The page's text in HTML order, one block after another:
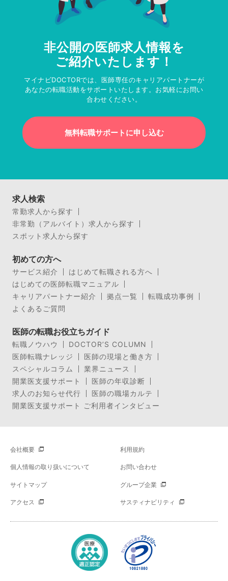
非公開の医師求人情報を
ご紹介いたします！
マイナビDOCTORでは、医師専任のキャリアパートナーが
あなたの転職活動をサポートいたします。お気軽にお問い
合わせください。
無料転職サポートに申し込む
求人検索
常勤求人から探す
非常勤（アルバイト）求人から探す
スポット求人から探す
初めての方へ
サービス紹介
はじめて転職される方へ
はじめての医師転職マニュアル
キャリアパートナー紹介
拠点一覧
転職成功事例
よくあるご質問
医師の転職お役立ちガイド
転職ノウハウ
DOCTOR’S COLUMN
医師転職ナレッジ
医師の現場と働き方
スペシャルコラム
業界ニュース
開業医支援サポート
医師の年収診断
求人のお知らせ代行
医師の職場カルテ
開業医支援サポート ご利用者インタビュー
会社概要 利用規約
個人情報の取り扱いについて お問い合わせ
サイトマップ グループ企業
アクセス サスティナビリティ